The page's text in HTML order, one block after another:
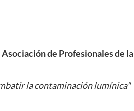
de Profesionales de la
la contaminación lumínica"